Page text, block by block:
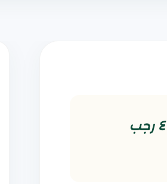
مقتطع من المحاضرة المهدوية في ملتقى براثا الفكري في ٤ رجب